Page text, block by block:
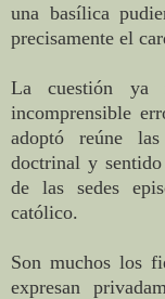
una basílica
precisamente el
La cuestión ya
incomprensible
adoptó reúne
doctrinal y
de las sedes
católico.
Son muchos los
expresan